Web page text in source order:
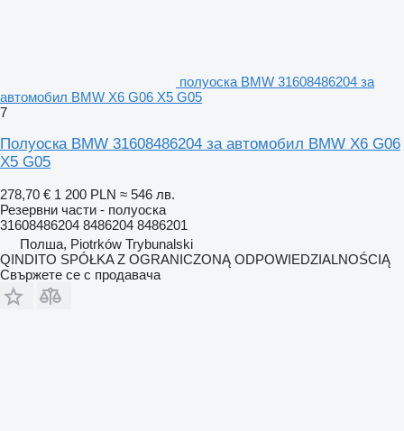
полуоска BMW 31608486204 за
автомобил BMW X6 G06 X5 G05
7
Полуоска BMW 31608486204 за автомобил BMW X6 G06
X5 G05
278,70 € 1 200 PLN ≈ 546 лв.
Резервни части - полуоска
31608486204 8486204 8486201
Полша, Piotrków Trybunalski
QINDITO SPÓŁKA Z OGRANICZONĄ ODPOWIEDZIALNOŚCIĄ
Свържете се с продавача